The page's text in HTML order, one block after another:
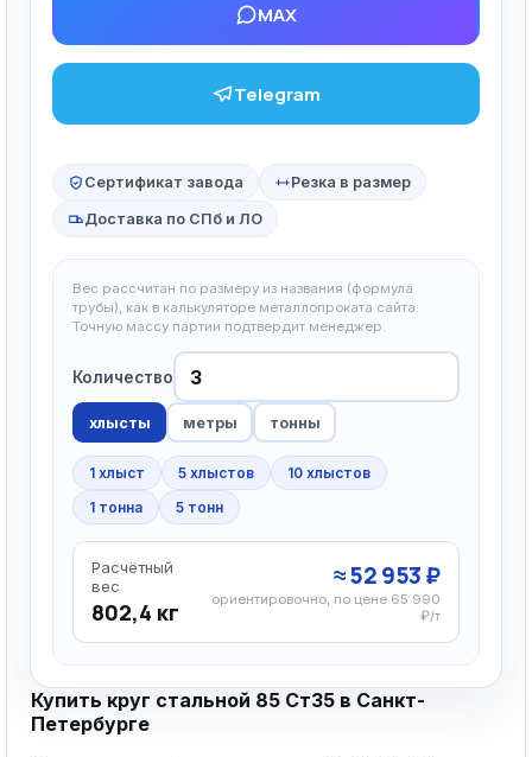
MAX
Telegram
Сертификат завода Резка в размер
Доставка по СПб и ЛО
Вес рассчитан по размеру из названия (формула
трубы), как в калькуляторе металлопроката сайта.
Точную массу партии подтвердит менеджер.
Количество
хлысты метры тонны
1 хлыст 5 хлыстов
10 хлыстов
1 тонна
5 тонн
Расчётный
вес
802,4 кг
≈ 52 953 ₽
ориентировочно, по цене 65 990
₽/т
Купить круг стальной 85 Ст35 в Санкт-
Петербурге